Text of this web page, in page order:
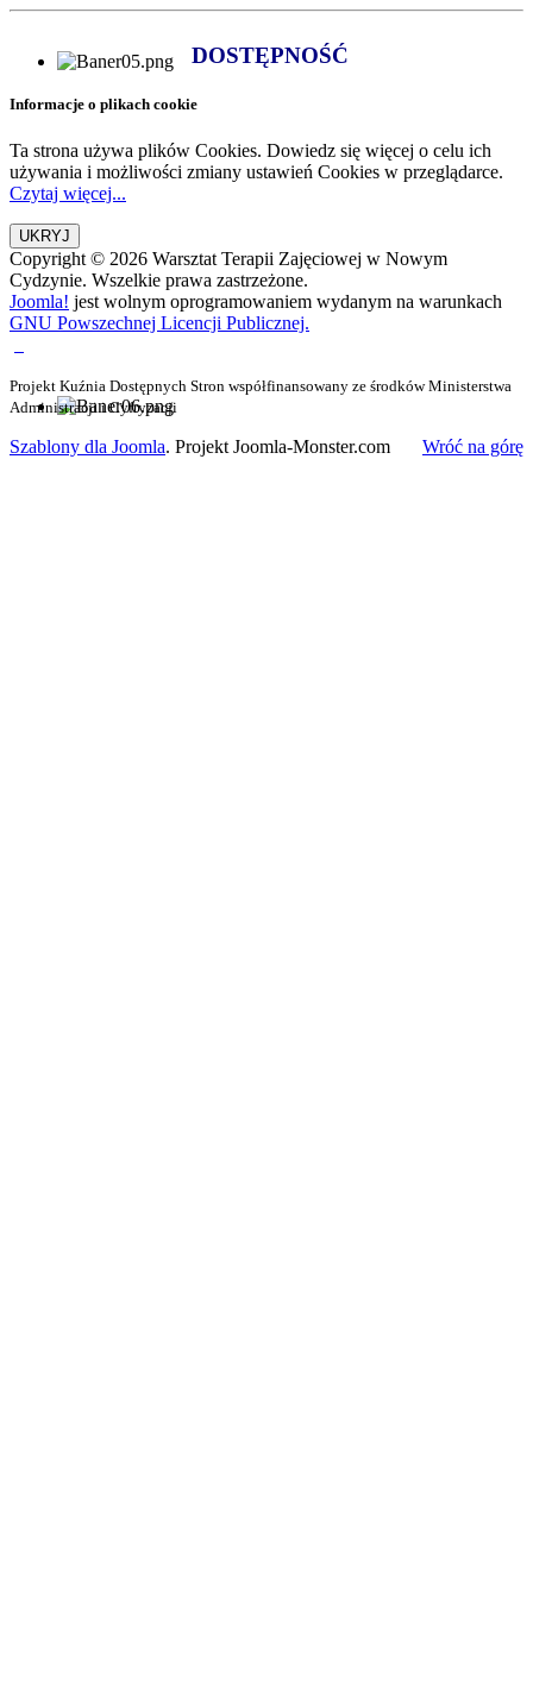
DOSTĘPNOŚĆ
Informacje o plikach cookie
Ta strona używa plików Cookies. Dowiedz się więcej o celu ich
używania i możliwości zmiany ustawień Cookies w przeglądarce.
Czytaj więcej...
Copyright © 2026 Warsztat Terapii Zajęciowej w Nowym
Cydzynie. Wszelkie prawa zastrzeżone.
Joomla! jest wolnym oprogramowaniem wydanym na warunkach
GNU Powszechnej Licencji Publicznej.
Projekt Kuźnia Dostępnych Stron współfinansowany ze środków Ministerstwa
Administracji i Cyfryzacji
Szablony dla Joomla. Projekt Joomla-Monster.com Wróć na górę